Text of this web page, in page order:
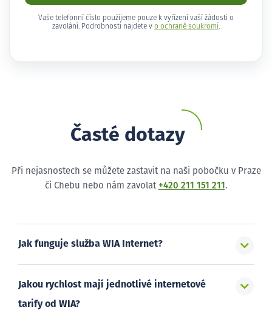
Vaše telefonní číslo použijeme pouze k vyřízení vaší žádosti o
zavolání. Podrobnosti najdete v o ochraně soukromí .
Časté dotazy
Při nejasnostech se můžete zastavit na naši pobočku v Praze
či Chebu nebo nám zavolat +420 211 151 211 .
Jak funguje služba WIA Internet?
Jakou rychlost mají jednotlivé internetové
tarify od WIA?